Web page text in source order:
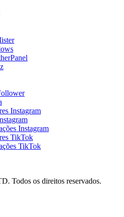
Instagram
Instagram
TikTok
TikTok
. Todos os direitos reservados.